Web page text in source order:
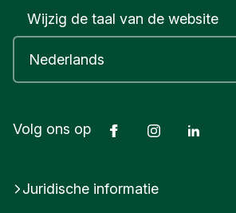
Wijzig de taal van de website
Volg ons op FacebookInstagram
Juridische informatie